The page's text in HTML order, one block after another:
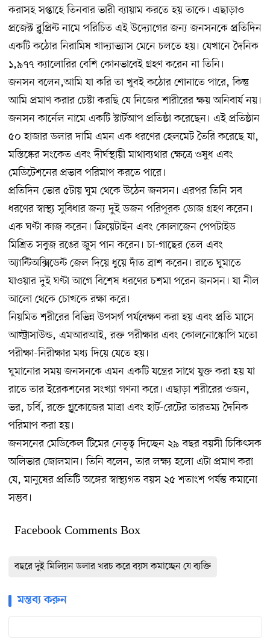
করাসহ সপ্তাহে তিনবার ভারী ব্যায়াম করতে হয় তাকে। এছাড়াও
প্রজেক্ট ব্লুপ্রিন্ট নামে পরিচিত এই উদ্যোগের জন্য জনসনকে প্রতিদিন
একটি কঠোর নিরামিষ খাদ্যাভ্যাস মেনে চলতে হয়। যেখানে দৈনিক
১,৯৭৭ ক্যালোরির বেশি কোনভাবেই গ্রহণ করেন না তিনি।
জনসন বলেন,আমি যা করি তা খুবই কঠোর শোনাতে পারে, কিন্তু
আমি প্রমাণ করার চেষ্টা করছি যে নিজের শারীরের ক্ষয় অনিবার্য নয়।
জনসন কার্নেল নামে একটি স্টার্টআপ প্রতিষ্ঠা করেছেন। এই প্রতিষ্ঠান
৫০ হাজার ডলার দামি এমন এক ধরণের হেলমেট তৈরি করেছে যা,
মস্তিষ্কের সংকেত এবং দীর্ঘস্থায়ী মাথাব্যথার ক্ষেত্রে ওষুধ এবং
মেডিটেশনের প্রভাব পরিমাপ করতে পারে।
প্রতিদিন ভোর ৫টায় ঘুম থেকে উঠেন জনসন। এরপর তিনি সব
ধরণের স্বাস্থ্য সুবিধার জন্য দুই ডজন পরিপূরক ডোজ গ্রহণ করেন।
এক ঘণ্টা কাজ করেন। ক্রিয়েটাইন এবং কোলাজেন পেপটাইড
মিশ্রিত সবুজ রঙের জুস পান করেন। চা-গাছের তেল এবং
অ্যান্টিঅক্সিডেন্ট জেল দিয়ে ধুয়ে দাঁত ব্রাশ করেন। রাতে ঘুমাতে
যাওয়ার দুই ঘণ্টা আগে বিশেষ ধরণের চশমা পরেন জনসন। যা নীল
আলো থেকে চোখকে রক্ষা করে।
নিয়মিত শরীরের বিভিন্ন উপসর্গ পর্যবেক্ষণ করা হয় এবং প্রতি মাসে
আল্ট্রাসাউন্ড, এমআরআই, রক্ত পরীক্ষার এবং কোলনোস্কোপি মতো
পরীক্ষা-নিরীক্ষার মধ্য দিয়ে যেতে হয়।
ঘুমানোর সময় জনসনকে এমন একটি যন্ত্রের সাথে যুক্ত করা হয় যা
রাতে তার ইরেকশনের সংখ্যা গণনা করে। এছাড়া শরীরের ওজন,
ভর, চর্বি, রক্তে গ্লুকোজের মাত্রা এবং হার্ট-রেটের তারতম্য দৈনিক
পরিমাপ করা হয়।
জনসনের মেডিকেল টিমের নেতৃত্ব দিচ্ছেন ২৯ বছর বয়সী চিকিৎসক
অলিভার জোলমান। তিনি বলেন, তার লক্ষ্য হলো এটা প্রমাণ করা
যে, মানুষের প্রতিটি অঙ্গের স্বাস্থ্যগত বয়স ২৫ শতাংশ পর্যন্ত কমানো
সম্ভব।
Facebook Comments Box
বছরে দুই মিলিয়ন ডলার খরচ করে ‌‌বয়স কমাচ্ছেন যে ব্যক্তি
মন্তব্য করুন